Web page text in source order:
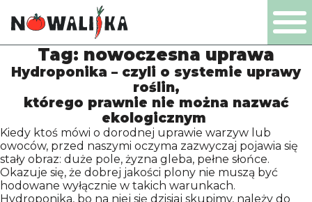
PL EN DE NL
PRODUCTEN
BEDRIJF
Tag: nowoczesna uprawa
Hydroponika – czyli o systemie uprawy
roślin,
którego prawnie nie można nazwać
ekologicznym
Kiedy ktoś mówi o dorodnej uprawie warzyw lub
owoców, przed naszymi oczyma zazwyczaj pojawia się
stały obraz: duże pole, żyzna gleba, pełne słońce.
Okazuje się, że dobrej jakości plony nie muszą być
hodowane wyłącznie w takich warunkach.
Hydroponika, bo na niej się dzisiaj skupimy, należy do